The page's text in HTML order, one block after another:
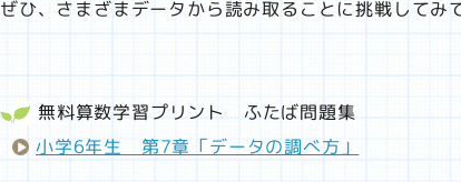
ぜひ、さまざまデータから読み取ることに挑戦してみ
無料算数学習プリント ふたば問題集
小学6年生 第7章「データの調べ方」